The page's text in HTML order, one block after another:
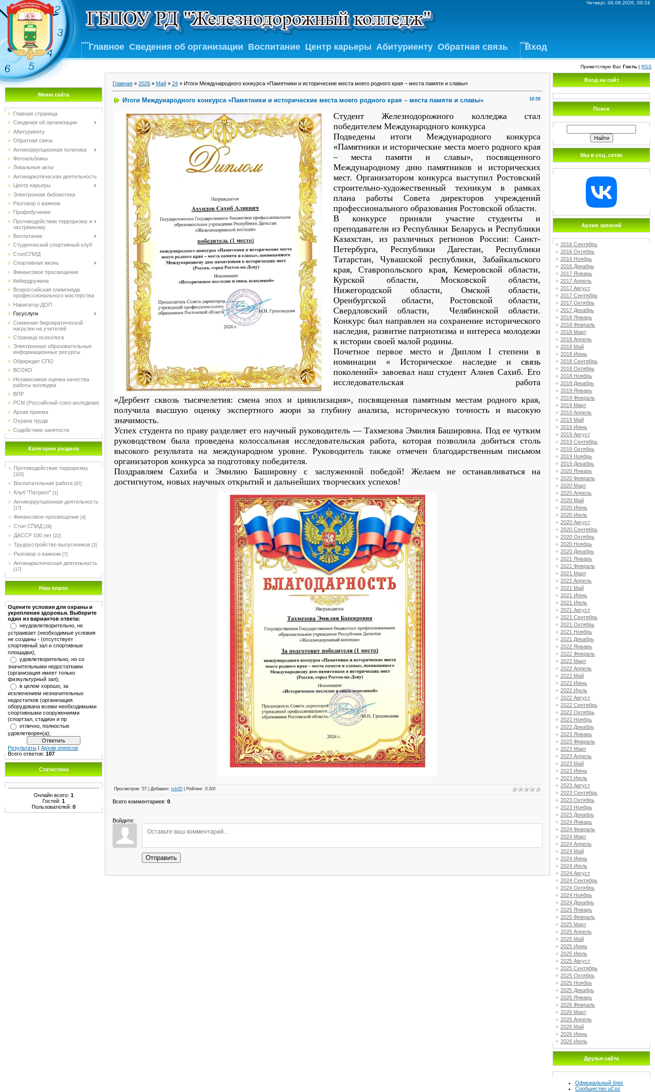
Четверг, 06.08.2026, 09:24
Главное Сведения об организации Воспитание Центр карьеры Абитуриенту Обратная связь Вход
Приветствую Вас Гость | RSS
Меню сайта
Главная страница
Сведения об организации
Абитуриенту
Обратная связь
Антикоррупционная политика
Фотоальбомы
Локальные акты
Антинаркотическая деятельность
Центр карьеры
Электронная библиотека
Разговор о важном
Профобучение
Противодействие терроризму и
экстремизму
Воспитание
Студенческий спортивный клуб
CтопСПИД
Спортивная жизнь
Финансовое просвещение
Кибердружина
Всероссийская олимпиада
профессионального мастерства
Навигатор ДОП
Госуслуги
Снижение бюрократической
нагрузки на учителей
Страница психолога
Электронные образовательные
информационные ресурсы
Обркредит СПО
ВСОКО
Независимая оценка качества
работы колледжа
ВПР
РСМ (Российский союз молодежи)
Архив приема
Охрана труда
Содействие занятости
Категории раздела
Противодействие терроризму
[102]
Воспитательная работа [87]
Клуб "Патриот" [1]
Антикоррупционная деятельность
[17]
Финансовое просвещение [4]
Стоп СПИД [26]
ДАССР 100 лет [22]
Трудоустройство выпускников [2]
Разговор о важном [7]
Антинаркотическая деятельность
[17]
Наш опрос
Оцените условия для охраны и
укрепления здоровья. Выберите
один из вариантов ответа:
неудовлетворительно, не
устраивает (необходимые условия
не созданы - (отсутствует
спортивный зал и спортивные
площадки);
удовлетворительно, но со
значительными недостатками
(организация имеет только
физкультурный зал);
в целом хорошо, за
исключением незначительных
недостатков (организация
оборудована всеми необходимыми
спортивными сооружениями
(спортзал, стадион и пр
отлично, полностью
удовлетворен(а);
Результаты
Архив опросов
Всего ответов: 107
Статистика
Онлайн всего: 1
Гостей: 1
Пользователей: 0
Главная » 2026 » Май » 24 » Итоги Международного конкурса «Памятники и исторические места моего родного края – места памяти и славы»
10:55
Итоги Международного конкурса «Памятники и исторические места моего родного края – места памяти и славы»
Студент Железнодорожного колледжа стал
победителем Международного конкурса
Подведены итоги Международного конкурса
«Памятники и исторические места моего родного края
– места памяти и славы», посвященного
Международному дню памятников и исторических
мест. Организатором конкурса выступил Ростовский
строительно‑художественный техникум в рамках
плана работы Совета директоров учреждений
профессионального образования Ростовской области.
В конкурсе приняли участие студенты и
преподаватели из Республики Беларусь и Республики
Казахстан, из различных регионов России: Санкт-
Петербурга, Республики Дагестан, Республики
Татарстан, Чувашской республики, Забайкальского
края, Ставропольского края, Кемеровской области,
Курской области, Московской области,
Нижегородской области, Омской области,
Оренбургской области, Ростовской области,
Свердловский области, Челябинской области.
Конкурс был направлен на сохранение исторического
наследия, развитие патриотизма и интереса молодежи
к истории своей малой родины.
Почетное первое место и Диплом I степени в
номинации « Историческое наследие и связь
поколений» завоевал наш студент Алиев Сахиб. Его
исследовательская работа
«Дербент сквозь тысячелетия: смена эпох и цивилизация», посвященная памятным местам родного края,
получила высшую оценку экспертного жюри за глубину анализа, историческую точность и высокую
значимость.
Успех студента по праву разделяет его научный руководитель — Тахмезова Эмилия Башировна. Под ее чутким
руководством была проведена колоссальная исследовательская работа, которая позволила добиться столь
высокого результата на международном уровне. Руководитель также отмечен благодарственным письмом
организаторов конкурса за подготовку победителя.
Поздравляем Сахиба и Эмилию Башировну с заслуженной победой! Желаем не останавливаться на
достигнутом, новых научных открытий и дальнейших творческих успехов!
Просмотров: 57 Добавил: rzk05 Рейтинг: 0.0/0
Всего комментариев: 0
Войдите:
Отправить
Вход на сайт
Поиск
Мы в соц. сетях
Архив записей
2016 Сентябрь
2016 Октябрь
2016 Ноябрь
2016 Декабрь
2017 Январь
2017 Апрель
2017 Август
2017 Сентябрь
2017 Октябрь
2017 Декабрь
2018 Январь
2018 Февраль
2018 Март
2018 Апрель
2018 Май
2018 Июнь
2018 Сентябрь
2018 Октябрь
2018 Ноябрь
2018 Декабрь
2019 Январь
2019 Февраль
2019 Март
2019 Апрель
2019 Май
2019 Июнь
2019 Август
2019 Сентябрь
2019 Октябрь
2019 Ноябрь
2019 Декабрь
2020 Январь
2020 Февраль
2020 Март
2020 Апрель
2020 Май
2020 Июнь
2020 Июль
2020 Август
2020 Сентябрь
2020 Октябрь
2020 Ноябрь
2020 Декабрь
2021 Январь
2021 Февраль
2021 Март
2021 Апрель
2021 Май
2021 Июнь
2021 Июль
2021 Август
2021 Сентябрь
2021 Октябрь
2021 Ноябрь
2021 Декабрь
2022 Январь
2022 Февраль
2022 Март
2022 Апрель
2022 Май
2022 Июнь
2022 Июль
2022 Август
2022 Сентябрь
2022 Октябрь
2022 Ноябрь
2022 Декабрь
2023 Январь
2023 Февраль
2023 Март
2023 Апрель
2023 Май
2023 Июнь
2023 Июль
2023 Август
2023 Сентябрь
2023 Октябрь
2023 Ноябрь
2023 Декабрь
2024 Январь
2024 Февраль
2024 Март
2024 Апрель
2024 Май
2024 Июнь
2024 Июль
2024 Август
2024 Сентябрь
2024 Октябрь
2024 Ноябрь
2024 Декабрь
2025 Январь
2025 Февраль
2025 Март
2025 Апрель
2025 Май
2025 Июнь
2025 Июль
2025 Август
2025 Сентябрь
2025 Октябрь
2025 Ноябрь
2025 Декабрь
2026 Январь
2026 Февраль
2026 Март
2026 Апрель
2026 Май
2026 Июнь
2026 Июль
Друзья сайта
Официальный блог
Сообщество uCoz